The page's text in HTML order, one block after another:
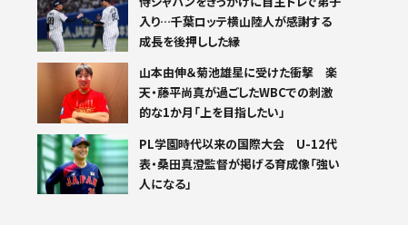
入り…千葉ロッテ横山陸人が感謝する
成長を後押しした縁
山本由伸＆菊池雄星に受けた衝撃 楽
天・藤平尚真が過ごしたWBCでの刺激
的な1か月「上を目指したい」
PL学園時代以来の国際大会 U-12代
表・桑田真澄監督が掲げる育成像「強い
人になる」